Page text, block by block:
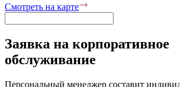
Смотреть на карте
Заявка на корпоративное
обслуживание
Персональный менеджер составит